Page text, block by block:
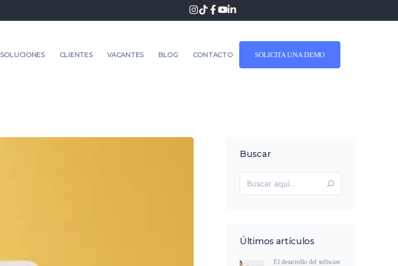
SOLUCIONES CLIENTES VACANTES BLOG CONTACTO SOLICITA UNA DEMO
Buscar
Últimos artículos
El desarrollo del software